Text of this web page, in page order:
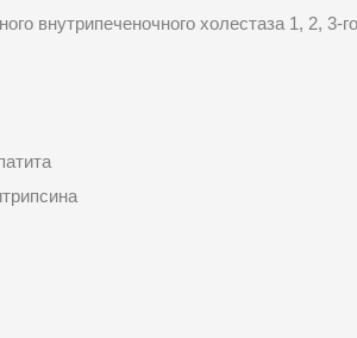
внутрипеченочного холестаза 1, 2, 3-